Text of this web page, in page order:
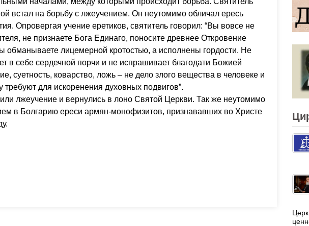
встал на борьбу с лжеучением. Он неутомимо обличал ересь
Опровергая учение еретиков, святитель говорил: “Вы вовсе не
не признаете Бога Единаго, поносите древнее Откровение
обманываете лицемерной кротостью, а исполнены гордости. Не
в себе сердечной порчи и не испрашивает благодати Божией
суетность, коварство, ложь – не дело злого вещества в человеке и
для искоренения духовных подвигов”.
лжеучение и вернулись в лоно Святой Церкви. Так же неутомимо
в Болгарию ереси армян-монофизитов, признававших во Христе